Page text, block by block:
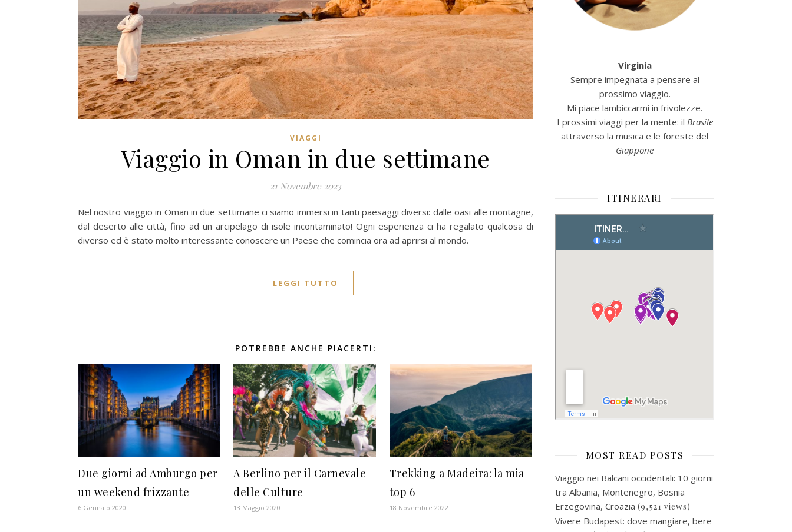
VIAGGI
Viaggio in Oman in due settimane
21 Novembre 2023
Nel nostro viaggio in Oman in due settimane ci siamo immersi in tanti paesaggi diversi: dalle oasi alle montagne,
dal deserto alle città, fino ad un arcipelago di isole incontaminato! Ogni esperienza ci ha regalato qualcosa di
diverso ed è stato molto interessante conoscere un Paese che comincia ora ad aprirsi al mondo.
LEGGI TUTTO
POTREBBE ANCHE PIACERTI:
Due giorni ad Amburgo per
un weekend frizzante
6 Gennaio 2020
A Berlino per il Carnevale
delle Culture
13 Maggio 2020
Trekking a Madeira: la mia
top 6
18 Novembre 2022
Virginia
Sempre impegnata a pensare al
prossimo viaggio.
Mi piace lambiccarmi in frivolezze.
I prossimi viaggi per la mente: il Brasile
attraverso la musica e le foreste del
Giappone
ITINERARI
MOST READ POSTS
Viaggio nei Balcani occidentali: 10 giorni
tra Albania, Montenegro, Bosnia
Erzegovina, Croazia (9,521 views)
Vivere Budapest: dove mangiare, bere